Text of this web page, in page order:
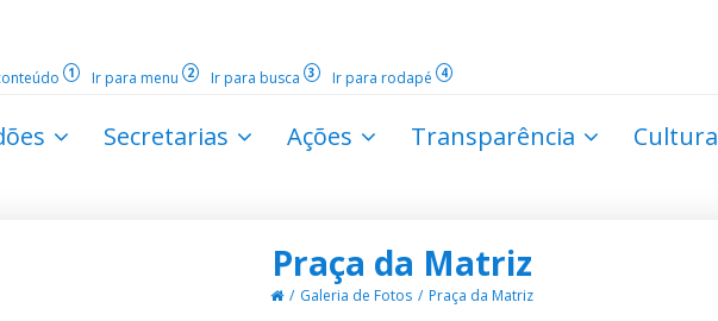
1 Ir para menu 2 Ir para busca 3 Ir para rodapé 4
Secretarias Ações Transparência Cultura
Praça da Matriz
Galeria de Fotos Praça da Matriz